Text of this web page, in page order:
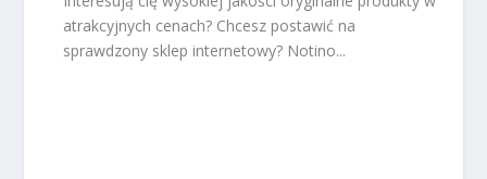
atrakcyjnych cenach? Chcesz postawić na
sprawdzony sklep internetowy? Notino...